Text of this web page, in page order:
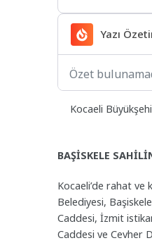
Yazı
Özet
Kocaeli
BAŞİSKELE
Kocaeli’de rahat ve
Belediyesi,
Caddesi, İzmit
Caddesi ve Cevher